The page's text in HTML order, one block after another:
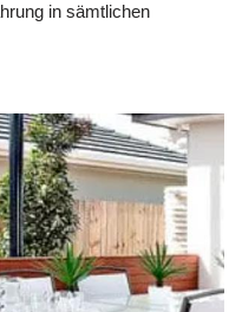
in sämtlichen